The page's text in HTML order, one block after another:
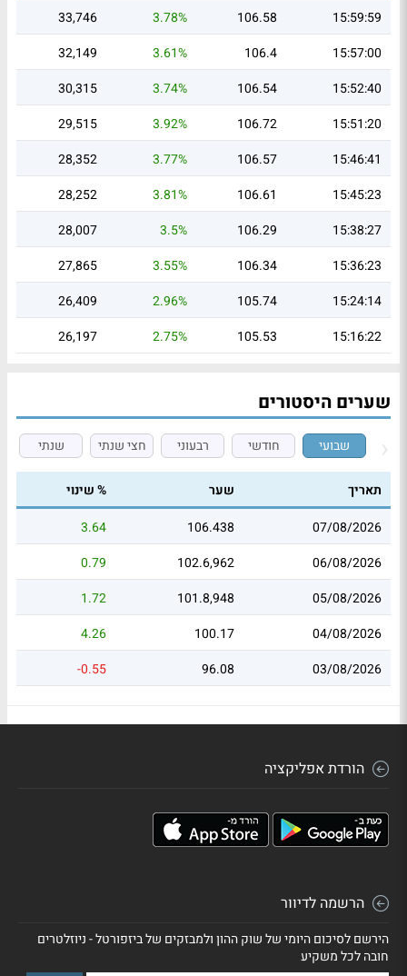
15:59:59
106.58
3.78%
33,746
15:57:00
106.4
3.61%
32,149
15:52:40
106.54
3.74%
30,315
15:51:20
106.72
3.92%
29,515
15:46:41
106.57
3.77%
28,352
15:45:23
106.61
3.81%
28,252
15:38:27
106.29
3.5%
28,007
15:36:23
106.34
3.55%
27,865
15:24:14
105.74
2.96%
26,409
15:16:22
105.53
2.75%
26,197
שערים היסטורים
שבועי חודשי רבעוני חצי שנתי שנתי
תאריך שער
% שינוי
07/08/2026
106.438
3.64
06/08/2026
102.6,962
0.79
05/08/2026
101.8,948
1.72
04/08/2026
100.17
4.26
03/08/2026
96.08
-0.55
הורדת אפליקציה
הרשמה לדיוור
הירשם לסיכום היומי של שוק ההון ולמבזקים של ביזפורטל - ניוזלטרים
חובה לכל משקיע